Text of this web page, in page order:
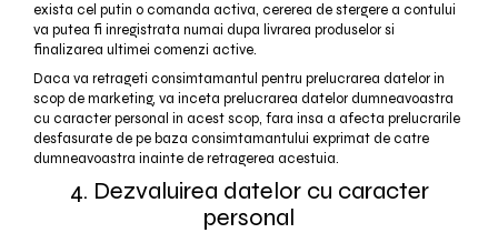
exista cel putin o comanda activa, cererea de stergere a contului
va putea fi inregistrata numai dupa livrarea produselor si
finalizarea ultimei comenzi active.
Daca va retrageti consimtamantul pentru prelucrarea datelor in
scop de marketing, va inceta prelucrarea datelor dumneavoastra
cu caracter personal in acest scop, fara insa a afecta prelucrarile
desfasurate de pe baza consimtamantului exprimat de catre
dumneavoastra inainte de retragerea acestuia.
4. Dezvaluirea datelor cu caracter
personal